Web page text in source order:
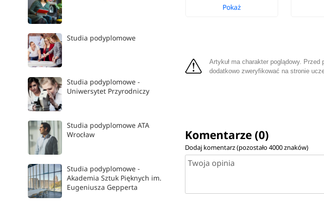
Studia podyplomowe
Studia podyplomowe -
Uniwersytet Przyrodniczy
Studia podyplomowe ATA
Wrocław
Studia podyplomowe -
Akademia Sztuk Pięknych im.
Eugeniusza Gepperta
Pokaż
Artykuł ma charakter poglądowy.
dodatkowo zweryfikować na stronie
Komentarze (0)
Dodaj komentarz (pozostało4000znaków)